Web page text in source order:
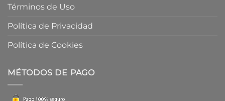
Términos de Uso
Política de Privacidad
Política de Cookies
MÉTODOS DE PAGO